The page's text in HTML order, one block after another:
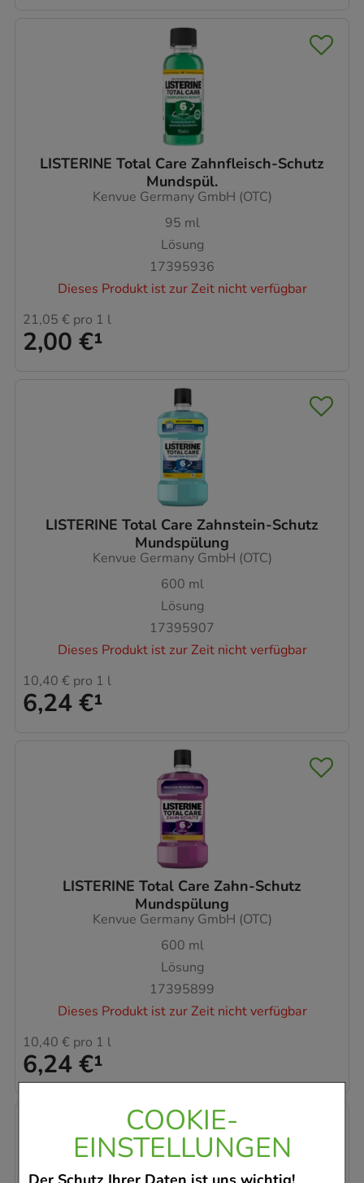
COOKIE-
EINSTELLUNGEN
LISTERINE Total Care Zahnfleisch-Schutz
Mundspül.
Kenvue Germany GmbH (OTC)
95 ml
Lösung
17395936
Dieses Produkt ist zur Zeit nicht verfügbar
2,00 €¹
21,05 € pro 1 l
LISTERINE Total Care Zahnstein-Schutz
Mundspülung
Kenvue Germany GmbH (OTC)
600 ml
Lösung
17395907
Dieses Produkt ist zur Zeit nicht verfügbar
6,24 €¹
10,40 € pro 1 l
LISTERINE Total Care Zahn-Schutz
Mundspülung
Kenvue Germany GmbH (OTC)
600 ml
Lösung
17395899
Dieses Produkt ist zur Zeit nicht verfügbar
6,24 €¹
10,40 € pro 1 l